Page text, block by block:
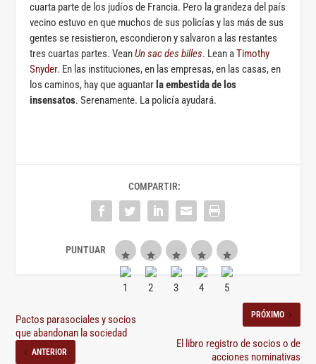
cuarta parte de los judíos de Francia. Pero la grandeza del país
vecino estuvo en que muchos de sus policías y las más de sus
gentes se resistieron, escondieron y salvaron a las restantes
tres cuartas partes. VeanUn sac des billes. Lean aTimothy
Snyder. En las instituciones, en las empresas, en las casas, en
los caminos, hay que aguantar la embestida de los
insensatos. Serenamente. La policía ayudará.
COMPARTIR:
Pactos parasociales y socios
que abandonan la sociedad
ANTERIOR
PRÓXIMO
El libro registro de socios o de
acciones nominativas